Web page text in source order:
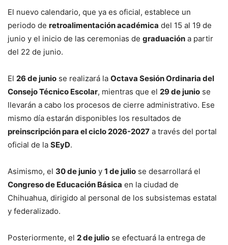
El nuevo calendario, que ya es oficial, establece un
periodo de retroalimentación académica del 15 al 19 de
junio y el inicio de las ceremonias de graduación a partir
del 22 de junio.
El 26 de junio se realizará la Octava Sesión Ordinaria del
Consejo Técnico Escolar, mientras que el 29 de junio se
llevarán a cabo los procesos de cierre administrativo. Ese
mismo día estarán disponibles los resultados de
preinscripción para el ciclo 2026-2027 a través del portal
oficial de la SEyD.
Asimismo, el 30 de junio y 1 de julio se desarrollará el
Congreso de Educación Básica en la ciudad de
Chihuahua, dirigido al personal de los subsistemas estatal
y federalizado.
Posteriormente, el 2 de julio se efectuará la entrega de